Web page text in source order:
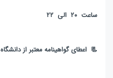
ساعت ۲۰ الی ۲۲
📃 اعطای گواهینامه معتبر از